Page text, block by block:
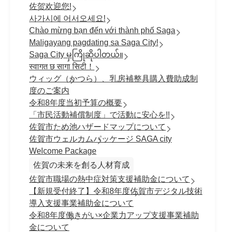
佐贺欢迎您!
사가시에 어서오세요!
Chào mừng bạn đến với thành phố Saga
Maligayang pagdating sa Saga City!
Saga City မှကြိုဆိုပါတယ်။
स्वागत छ सागा सिटी！
ウィッグ（かつら）、乳房補整具購入費助成制
度のご案内
令和8年度当初予算の概要
「市民活動補償制度」で活動に安心を!!
佐賀市ため池ハザードマップについて
佐賀市ウェルカムパッケージ SAGA city
Welcome Package
佐賀の未来を創る人材育成
佐賀市職場の熱中症対策支援補助金について
【新規受付終了】令和8年度佐賀市デジタル技術
導入支援事業補助金について
令和8年度働きがい×企業力アップ支援事業補助
金について